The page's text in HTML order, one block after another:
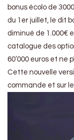
bonus écolo de
du 1er juillet, le dit
diminué de 1.000€
catalogue des
60’000 euros et ne
Cette nouvelle
commande et sur